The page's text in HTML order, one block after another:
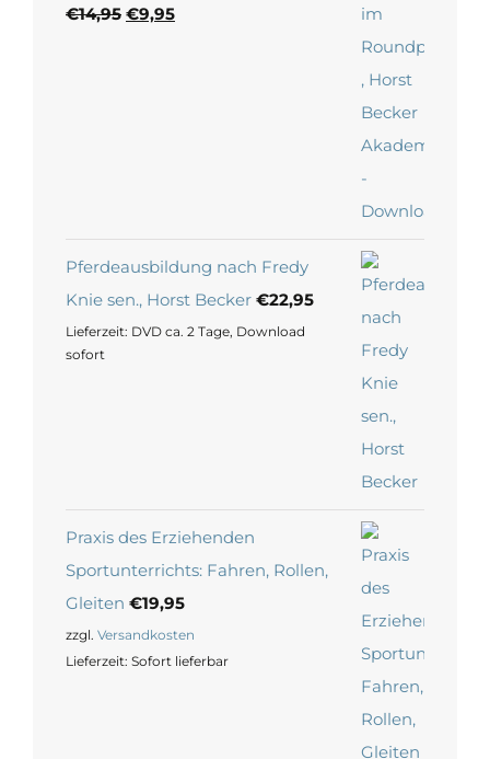
€14,95 Ursprünglicher
€9,95Aktueller
Pferdeausbildung nach Fredy
Knie sen., Horst Becker €22,95
Lieferzeit: DVD ca. 2 Tage, Download
sofort
Praxis des Erziehenden
Sportunterrichts: Fahren, Rollen,
Gleiten €19,95
zzgl. Versandkosten
Lieferzeit: Sofort lieferbar